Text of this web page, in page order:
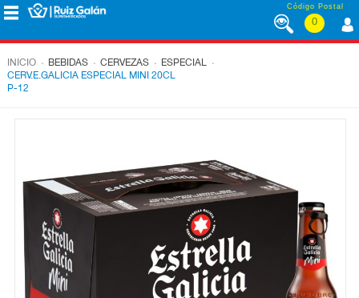
Saltar al contenido Código Postal
0
CORPORATIVO
DESAYUNO
MERIENDA
INICIO . BEBIDAS . CERVEZAS . ESPECIAL .
CERV.E.GALICIA ESPECIAL MINI 20CL
P-12